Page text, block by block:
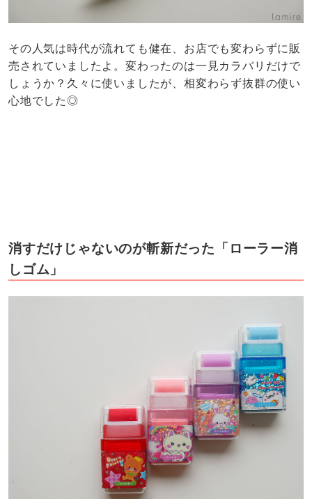
その人気は時代が流れても健在、お店でも変わらずに販
売されていましたよ。変わったのは一見カラバリだけで
しょうか？久々に使いましたが、相変わらず抜群の使い
心地でした◎
消すだけじゃないのが斬新だった「ローラー消
しゴム」